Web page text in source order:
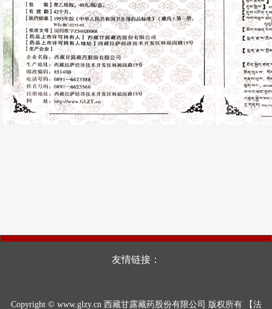
友情链接：
Copyright © www.glzy.cn 西藏甘露藏药股份有限公司 版权所有 【法